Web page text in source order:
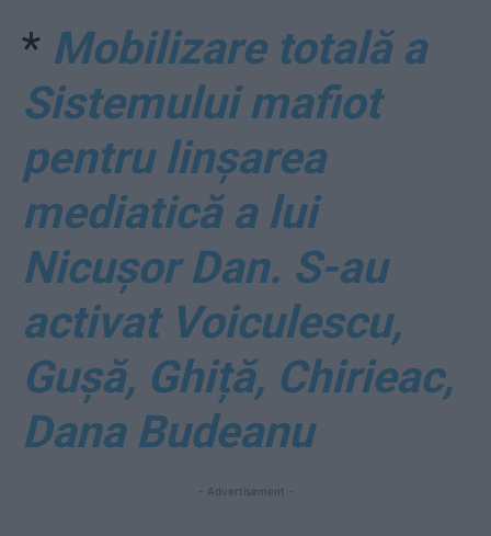
* Mobilizare totală a
Sistemului mafiot
pentru linșarea
mediatică a lui
Nicușor Dan. S-au
activat Voiculescu,
Gușă, Ghiță, Chirieac,
Dana Budeanu
- Advertisement -